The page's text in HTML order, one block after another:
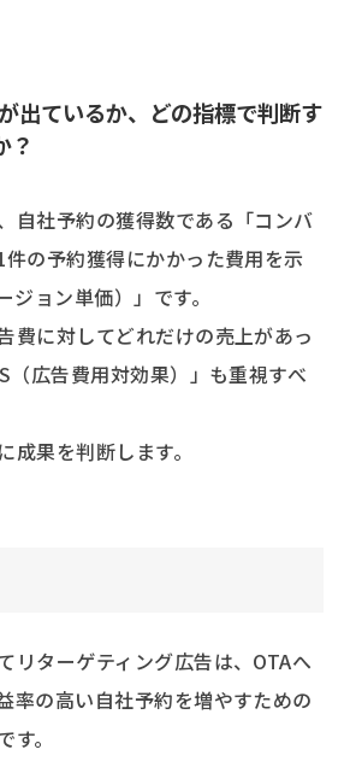
出ているか、どの指標で判断す
？
自社予約の獲得数である「コンバ
の予約獲得にかかった費用を示
ジョン単価）」です。
費に対してどれだけの売上があっ
（広告費用対効果）」も重視すべ
成果を判断します。
リターゲティング広告は、OTAへ
率の高い自社予約を増やすための
。